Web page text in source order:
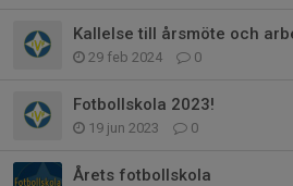
Kallelse till årsmöte och
29 feb 2024 0
Fotbollskola 2023!
19 jun 2023 0
Årets fotbollskola